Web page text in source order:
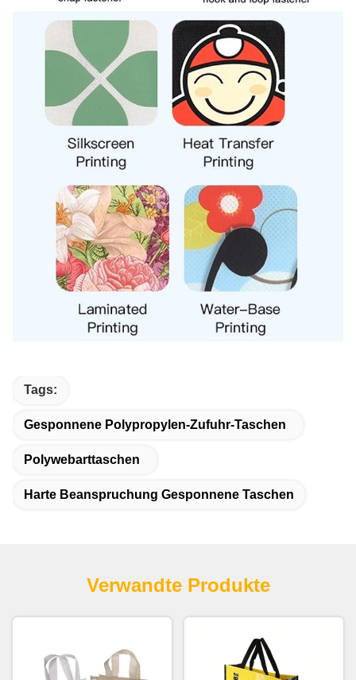
Tags:
Gesponnene Polypropylen-Zufuhr-Taschen
Polywebarttaschen
Harte Beanspruchung Gesponnene Taschen
Verwandte Produkte